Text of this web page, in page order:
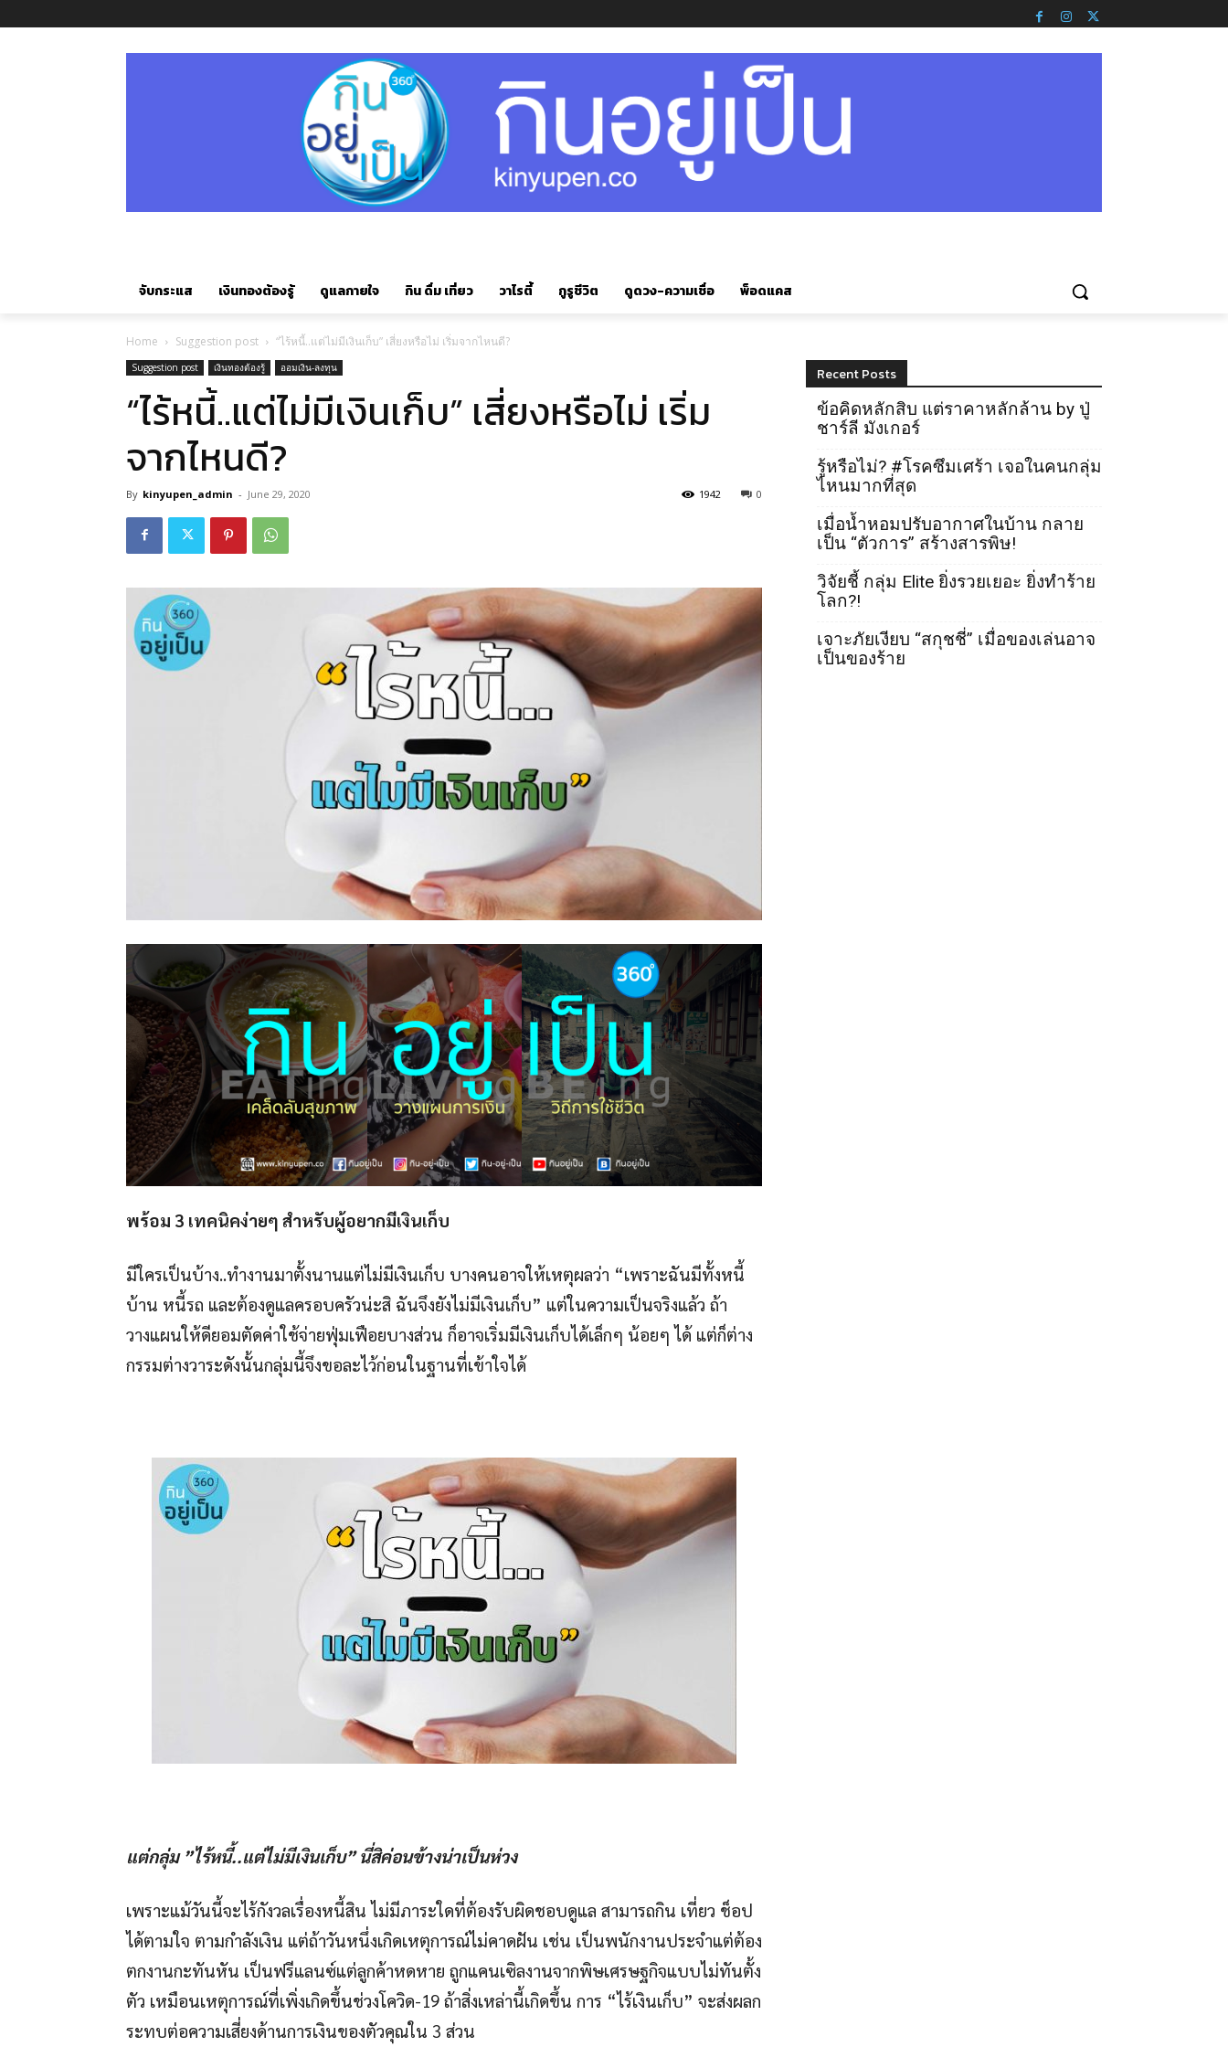
จับกระแส เงินทองต้องรู้ ดูแลกายใจ กิน ดื่ม เที่ยว วาไรตี้ กูรูชีวิต ดูดวง-ความเชื่อ พ็อดแคส
Home Suggestion post “ไร้หนี้..แต่ไม่มีเงินเก็บ” เสี่ยงหรือไม่ เริ่มจากไหนดี?
Suggestion post เงินทองต้องรู้ ออมเงิน-ลงทุน
“ไร้หนี้..แต่ไม่มีเงินเก็บ” เสี่ยงหรือไม่ เริ่ม
จากไหนดี?
By kinyupen_admin - June 29, 2020 0
1942
พร้อม 3 เทคนิคง่ายๆ สำหรับผู้อยากมีเงินเก็บ
มีใครเป็นบ้าง..ทำงานมาตั้งนานแต่ไม่มีเงินเก็บ บางคนอาจให้เหตุผลว่า “เพราะฉันมีทั้งหนี้
บ้าน หนี้รถ และต้องดูแลครอบครัวน่ะสิ ฉันจึงยังไม่มีเงินเก็บ” แต่ในความเป็นจริงแล้ว ถ้า
วางแผนให้ดียอมตัดค่าใช้จ่ายฟุ่มเฟือยบางส่วน ก็อาจเริ่มมีเงินเก็บได้เล็กๆ น้อยๆ ได้ แต่ก็ต่าง
กรรมต่างวาระดังนั้นกลุ่มนี้จึงขอละไว้ก่อนในฐานที่เข้าใจได้
แต่กลุ่ม ”ไร้หนี้..แต่ไม่มีเงินเก็บ” นี่สิค่อนข้างน่าเป็นห่วง
เพราะแม้วันนี้จะไร้กังวลเรื่องหนี้สิน ไม่มีภาระใดที่ต้องรับผิดชอบดูแล สามารถกิน เที่ยว ช็อป
ได้ตามใจ ตามกำลังเงิน แต่ถ้าวันหนึ่งเกิดเหตุการณ์ไม่คาดฝัน เช่น เป็นพนักงานประจำแต่ต้อง
ตกงานกะทันหัน เป็นฟรีแลนซ์แต่ลูกค้าหดหาย ถูกแคนเซิลงานจากพิษเศรษฐกิจแบบไม่ทันตั้ง
ตัว เหมือนเหตุการณ์ที่เพิ่งเกิดขึ้นช่วงโควิด-19 ถ้าสิ่งเหล่านี้เกิดขึ้น การ “ไร้เงินเก็บ” จะส่งผลก
ระทบต่อความเสี่ยงด้านการเงินของตัวคุณใน 3 ส่วน
Recent Posts
ข้อคิดหลักสิบ แต่ราคาหลักล้าน by ปู่
ชาร์ลี มังเกอร์
รู้หรือไม่? #โรคซึมเศร้า เจอในคนกลุ่ม
ไหนมากที่สุด
เมื่อน้ำหอมปรับอากาศในบ้าน กลาย
เป็น “ตัวการ” สร้างสารพิษ!
วิจัยชี้ กลุ่ม Elite ยิ่งรวยเยอะ ยิ่งทำร้าย
โลก?!
เจาะภัยเงียบ “สกุชชี่” เมื่อของเล่นอาจ
เป็นของร้าย